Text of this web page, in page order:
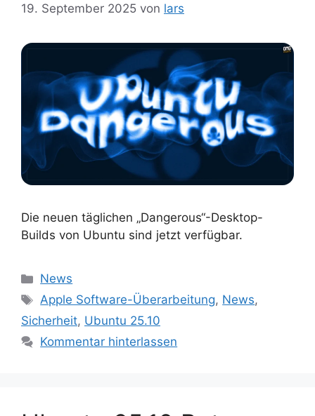
19. September 2025 von lars
Die neuen täglichen „Dangerous“-Desktop-
Builds von Ubuntu sind jetzt verfügbar.
Kategorien
News
Schlagwörter
Apple Software-Überarbeitung, News,
Sicherheit, Ubuntu 25.10
Kommentar hinterlassen